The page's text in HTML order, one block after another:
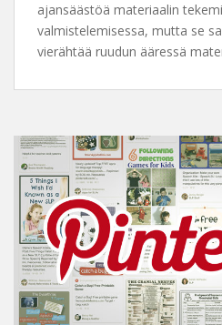
ajansäästöä materiaalin
valmistelemisessa, mutta se
vierähtää ruudun ääressä